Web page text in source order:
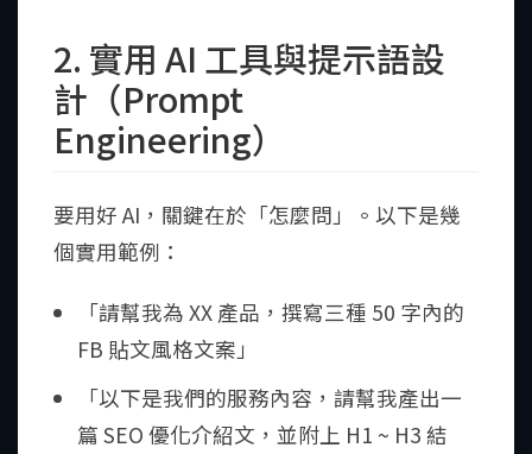
2. 實用 AI 工具與提示語設
計（Prompt
Engineering）
要用好 AI，關鍵在於「怎麼問」。以下是幾
個實用範例：
「請幫我為 XX 產品，撰寫三種 50 字內的
FB 貼文風格文案」
「以下是我們的服務內容，請幫我產出一
篇 SEO 優化介紹文，並附上 H1 ~ H3 結